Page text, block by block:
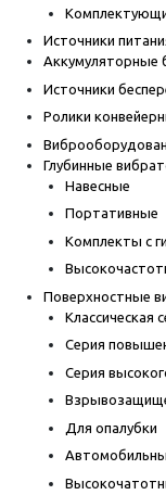
Источники
Аккумуляторные
Источники
Ролики
Глубинные
Навесные
Портативные
Комплекты с
Поверхностные
Классическая
Серия
Серия
Для опалубки